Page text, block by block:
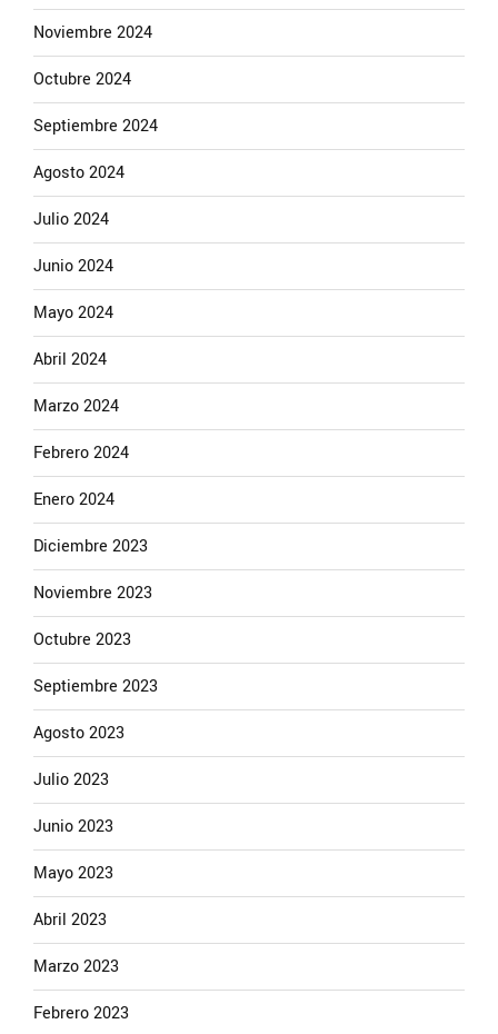
Noviembre 2024
Octubre 2024
Septiembre 2024
Agosto 2024
Julio 2024
Junio 2024
Mayo 2024
Abril 2024
Marzo 2024
Febrero 2024
Enero 2024
Diciembre 2023
Noviembre 2023
Octubre 2023
Septiembre 2023
Agosto 2023
Julio 2023
Junio 2023
Mayo 2023
Abril 2023
Marzo 2023
Febrero 2023